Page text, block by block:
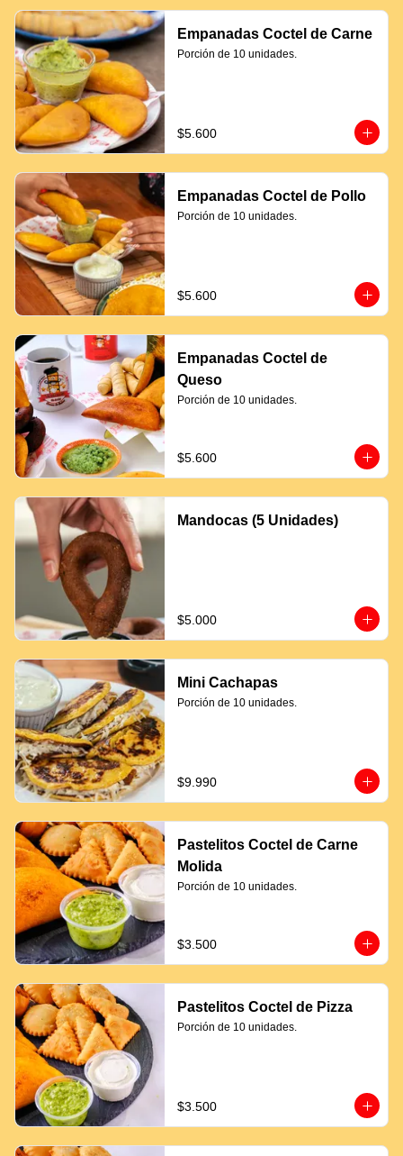
Empanadas Coctel de Carne
Porción de 10 unidades.
$5.600
Empanadas Coctel de Pollo
Porción de 10 unidades.
$5.600
Empanadas Coctel de
Queso
Porción de 10 unidades.
$5.600
Mandocas (5 Unidades)
$5.000
Mini Cachapas
Porción de 10 unidades.
$9.990
Pastelitos Coctel de Carne
Molida
Porción de 10 unidades.
$3.500
Pastelitos Coctel de Pizza
Porción de 10 unidades.
$3.500